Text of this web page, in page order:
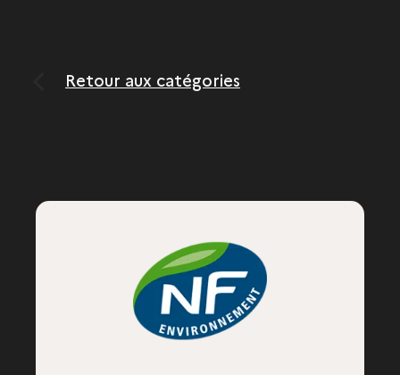
Retour aux catégories